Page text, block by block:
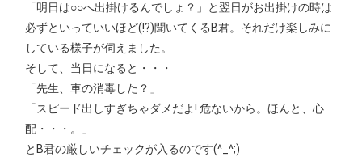
「明日は○○へ出掛けるんでしょ？」と翌日がお出掛けの時は
必ずといっていいほど(!?)聞いてくるB君。それだけ楽しみに
している様子が伺えました。
そして、当日になると・・・
「先生、車の消毒した？」
「スピード出しすぎちゃダメだよ! 危ないから。ほんと、心
配・・・。」
とB君の厳しいチェックが入るのです(^_^;)